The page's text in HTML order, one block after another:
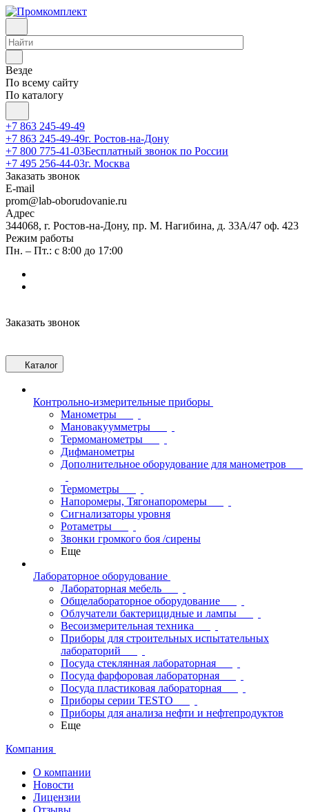
Везде
По всему сайту
По каталогу
+7 863 245-49-49
+7 863 245-49-49г. Ростов-на-Дону
+7 800 775-41-03Бесплатный звонок по России
+7 495 256-44-03г. Москва
Заказать звонок
E-mail
prom@lab-oborudovanie.ru
Адрес
344068, г. Ростов-на-Дону, пр. М. Нагибина, д. 33А/47 оф. 423
Режим работы
Пн. – Пт.: с 8:00 до 17:00
Заказать звонок
Каталог
Контрольно-измерительные приборы
Манометры
Мановакуумметры
Термоманометры
Дифманометры
Дополнительное оборудование для манометров
Термометры
Напоромеры, Тягонапоромеры
Сигнализаторы уровня
Ротаметры
Звонки громкого боя /сирены
Еще
Лабораторное оборудование
Лабораторная мебель
Общелабораторное оборудование
Облучатели бактерицидные и лампы
Весоизмерительная техника
Приборы для строительных испытательных
лабораторий
Посуда стеклянная лабораторная
Посуда фарфоровая лабораторная
Посуда пластиковая лабораторная
Приборы серии TESTO
Приборы для анализа нефти и нефтепродуктов
Еще
Компания
О компании
Новости
Лицензии
Отзывы